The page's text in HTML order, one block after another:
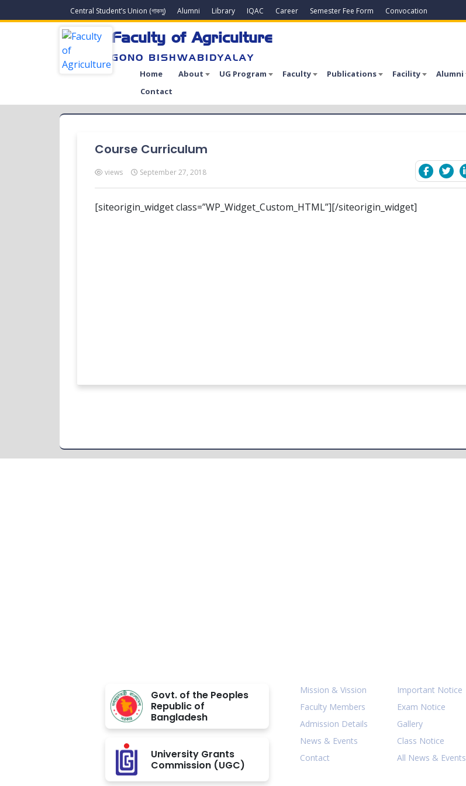
Central Student’s Union (গাকসু) Alumni Library IQAC Career Semester Fee Form Convocation
Faculty of Agriculture
GONO BISHWABIDYALAY
Home About UG Program Faculty Publications Facility Alumni
Contact
Course Curriculum
views September 27, 2018
[siteorigin_widget class=”WP_Widget_Custom_HTML”][/siteorigin_widget]
Govt. of the Peoples
Republic of
Bangladesh
University Grants
Commission (UGC)
Mission & Vission
Faculty Members
Admission Details
News & Events
Contact
Important Notice
Exam Notice
Gallery
Class Notice
All News & Events